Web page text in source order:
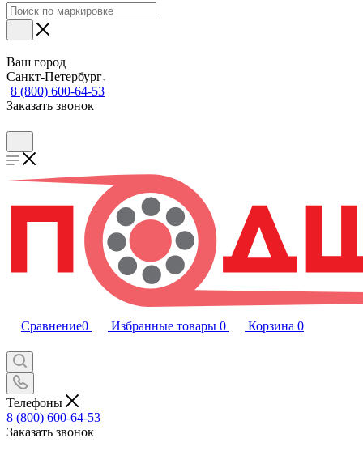
Ваш город
Санкт-Петербург
8 (800) 600-64-53
Заказать звонок
Сравнение0 Избранные товары 0 Корзина 0
Телефоны
8 (800) 600-64-53
Заказать звонок